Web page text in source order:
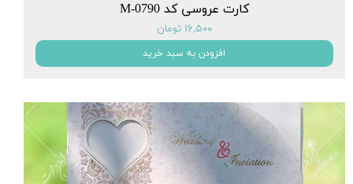
کارت عروسی کد M-0790
۱۶,۵۰۰ تومان
افزودن به سبد خرید